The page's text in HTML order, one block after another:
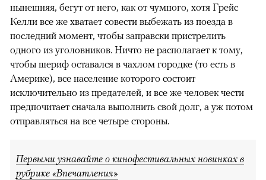
нынешняя, бегут от него, как от чумного, хотя Грейс
Келли все же хватает совести выбежать из поезда в
последний момент, чтобы заправски пристрелить
одного из уголовников. Ничто не располагает к тому,
чтобы шериф оставался в чахлом городке (то есть в
Америке), все население которого состоит
исключительно из предателей, и все же человек чести
предпочитает сначала выполнить свой долг, а уж потом
отправляться на все четыре стороны.
Первыми узнавайте о кинофестивальных новинках в
рубрике «Впечатления»